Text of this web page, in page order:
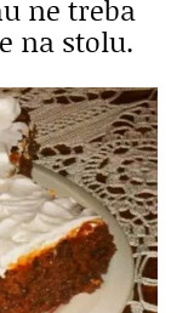
ne treba
na stolu.